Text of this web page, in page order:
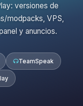
versiones de
modpacks, VPS,
y anuncios.
TeamSpeak